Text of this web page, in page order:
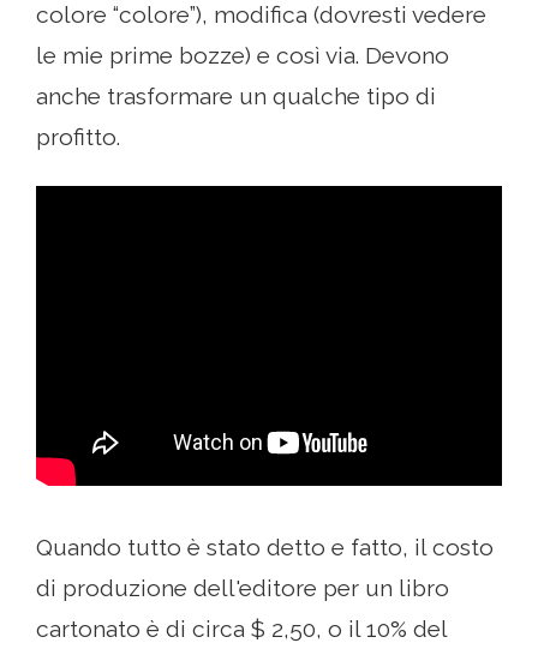
colore “colore”), modifica (dovresti vedere
le mie prime bozze) e così via. Devono
anche trasformare un qualche tipo di
profitto.
Quando tutto è stato detto e fatto, il costo
di produzione dell'editore per un libro
cartonato è di circa $ 2,50, o il 10% del